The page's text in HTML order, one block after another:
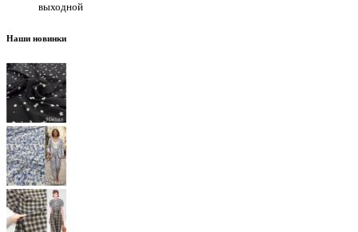
выходной
Наши новинки